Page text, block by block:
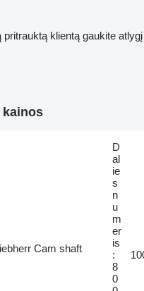
klientą gaukite atlygį
kainos
Cam shaft
D
al
ie
s
n
u
m
er
is
:
8
0